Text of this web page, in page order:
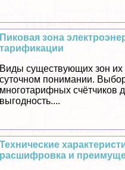
Пиковая зона
тарификации
Виды существующих зон их
суточном понимании.
многотарифных счётчиков
выгодность....
Технические
расшифровка и